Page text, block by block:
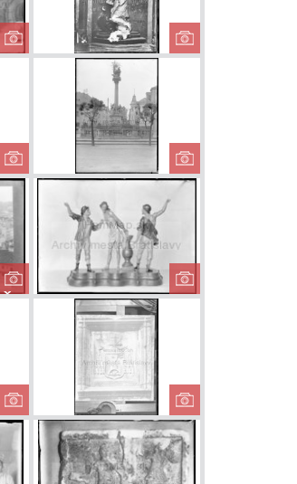
Kaplnka sv. Jána
Almužníka
Socha
Hrobka rodu
Esterházy na
Ondrejskom...
Morový stĺp
Židovská štvrť po
požiari v roku
1913
Bičovanie
Erb Pálffyovcov Erb